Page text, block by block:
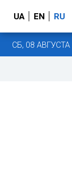
UA EN RU
СБ, 08 АВГУСТА